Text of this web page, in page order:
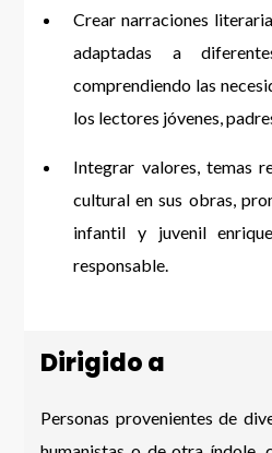
Crear narraciones
adaptadas a
comprendiendo las
los lectores jóvenes,
Integrar valores, temas
cultural en sus obras,
infantil y juvenil
responsable.
Dirigido a
Personas provenientes de